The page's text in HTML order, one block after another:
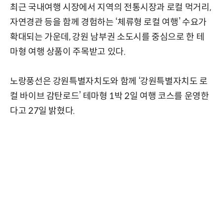
최근 국내여행 시장에서 지역의 전통시장과 로컬 먹거리,
자연경관 등을 함께 경험하는 ‘체류형 로컬 여행’ 수요가
확대되는 가운데, 강원 남부권 소도시를 중심으로 한 테
마형 여행 상품이 주목받고 있다.
노랑풍선은 강원특별자치도와 함께 ‘강원특별자치도 로
컬 바이브 감탄로드’ 테마형 1박 2일 여행 코스를 운영한
다고 27일 밝혔다.